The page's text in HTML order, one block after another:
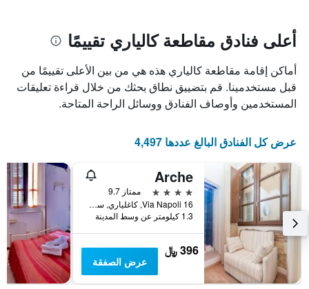
محور
الذي
يعرض
الأيام
الإقامة
يتضمن
المخطط
التالي
محور
Y
الذي
يعرض
متوسط
سعر
غرفة
أعلى فنادق مقاطعة كالياري تقييمًا
أماكن إقامة مقاطعة كالياري هذه هي من بين الأعلى تقييمًا من
قبل مستخدمينا. قم بتضييق نطاق بحثك من خلال قراءة تعليقات
المستخدمين وأوصاف الفنادق ووسائل الراحة المتاحة.
عرض كل الفنادق البالغ عددها 4,497
Arche
4 نجوم
ممتاز 9.7
Via Napoli 16, كاغلياري, سردينيا, إيطاليا
1.3 كيلومتر عن وسط المدينة
396 ﷼
عرض الصفقة